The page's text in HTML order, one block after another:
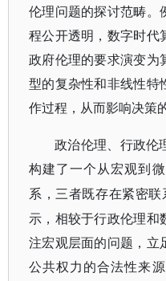
伦理问题的探讨范畴。
程公开透明，数字时代
政府伦理的要求演变为
型的复杂性和非线性特
作过程，从而影响决策
政治伦理、行政伦
构建了一个从宏观到
系，三者既存在紧密
示，相较于行政伦理和
注宏观层面的问题，立
公共权力的合法性来